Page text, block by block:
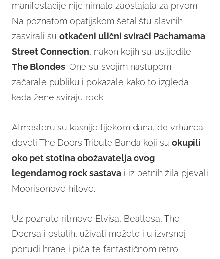
manifestacije nije nimalo zaostajala za prvom.
Na poznatom opatijskom šetalištu slavnih
zasvirali su otkačeni ulični svirači Pachamama
Street Connection, nakon kojih su uslijedile
The Blondes. One su svojim nastupom
začarale publiku i pokazale kako to izgleda
kada žene sviraju rock.
Atmosferu su kasnije tijekom dana, do vrhunca
doveli The Doors Tribute Banda koji su okupili
oko pet stotina obožavatelja ovog
legendarnog rock sastava i iz petnih žila pjevali
Moorisonove hitove.
Uz poznate ritmove Elvisa, Beatlesa, The
Doorsa i ostalih, uživati možete i u izvrsnoj
ponudi hrane i pića te fantastičnom retro